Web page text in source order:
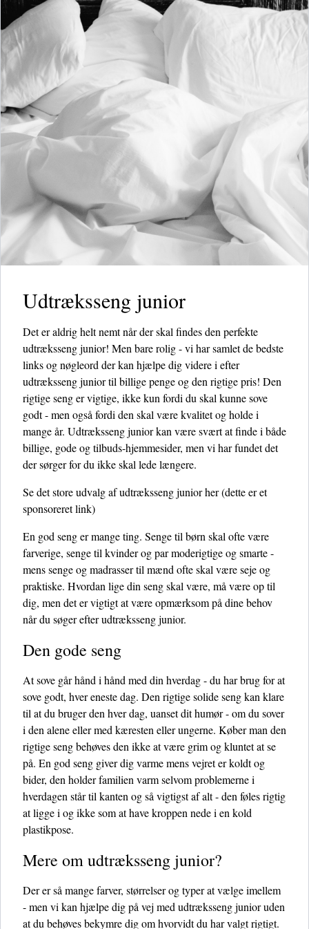
Udtræksseng junior
Det er aldrig helt nemt når der skal findes den perfekte
udtræksseng junior! Men bare rolig - vi har samlet de bedste
links og nøgleord der kan hjælpe dig videre i efter
udtræksseng junior til billige penge og den rigtige pris! Den
rigtige seng er vigtige, ikke kun fordi du skal kunne sove
godt - men også fordi den skal være kvalitet og holde i
mange år. Udtræksseng junior kan være svært at finde i både
billige, gode og tilbuds-hjemmesider, men vi har fundet det
der sørger for du ikke skal lede længere.
Se det store udvalg af udtræksseng junior her(dette er et
sponsoreret link)
En god seng er mange ting. Senge til børn skal ofte være
farverige, senge til kvinder og par moderigtige og smarte -
mens senge og madrasser til mænd ofte skal være seje og
praktiske. Hvordan lige din seng skal være, må være op til
dig, men det er vigtigt at være opmærksom på dine behov
når du søger efter udtræksseng junior.
Den gode seng
At sove går hånd i hånd med din hverdag - du har brug for at
sove godt, hver eneste dag. Den rigtige solide seng kan klare
til at du bruger den hver dag, uanset dit humør - om du sover
i den alene eller med kæresten eller ungerne. Køber man den
rigtige seng behøves den ikke at være grim og kluntet at se
på. En god seng giver dig varme mens vejret er koldt og
bider, den holder familien varm selvom problemerne i
hverdagen står til kanten og så vigtigst af alt - den føles rigtig
at ligge i og ikke som at have kroppen nede i en kold
plastikpose.
Mere om udtræksseng junior?
Der er så mange farver, størrelser og typer at vælge imellem
- men vi kan hjælpe dig på vej med udtræksseng junior uden
at du behøves bekymre dig om hvorvidt du har valgt rigtigt.